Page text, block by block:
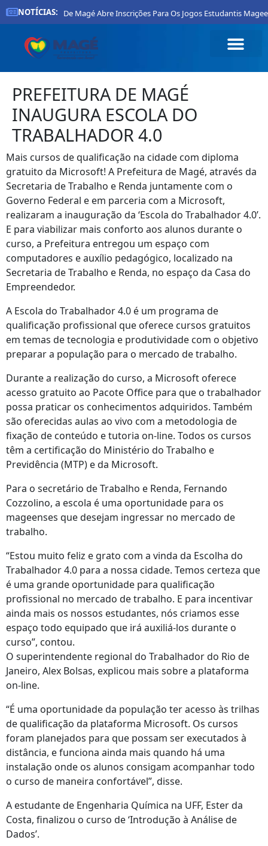
NOTÍCIAS:
Prefeitura De Magé Abre Inscrições Para Os Jogos Estudantis
PREFEITURA DE MAGÉ
INAUGURA ESCOLA DO
TRABALHADOR 4.0
Mais cursos de qualificação na cidade com diploma
gratuito da Microsoft! A Prefeitura de Magé, através da
Secretaria de Trabalho e Renda juntamente com o
Governo Federal e em parceria com a Microsoft,
realizaram a inauguração da ‘Escola do Trabalhador 4.0’.
E para viabilizar mais conforto aos alunos durante o
curso, a Prefeitura entregou um espaço com
computadores e auxílio pedagógico, localizado na
Secretaria de Trabalho e Renda, no espaço da Casa do
Empreendedor.
A Escola do Trabalhador 4.0 é um programa de
qualificação profissional que oferece cursos gratuitos
em temas de tecnologia e produtividade com o objetivo
preparar a população para o mercado de trabalho.
Durante a realização do curso, a Microsoft oferece
acesso gratuito ao Pacote Office para que o trabalhador
possa praticar os conhecimentos adquiridos. Também
são oferecidas aulas ao vivo com a metodologia de
fixação de conteúdo e tutoria on-line. Todos os cursos
têm a certificação do Ministério do Trabalho e
Previdência (MTP) e da Microsoft.
Para o secretário de Trabalho e Renda, Fernando
Cozzolino, a escola é uma oportunidade para os
mageenses que desejam ingressar no mercado de
trabalho.
“Estou muito feliz e grato com a vinda da Escolha do
Trabalhador 4.0 para a nossa cidade. Temos certeza que
é uma grande oportunidade para qualificação
profissional no mercado de trabalho. E para incentivar
ainda mais os nossos estudantes, nós criamos esse
espaço todo equipado que irá auxiliá-los durante o
curso”, contou.
O superintendente regional do Trabalhador do Rio de
Janeiro, Alex Bolsas, explicou mais sobre a plataforma
on-line.
“É uma oportunidade da população ter acesso às trilhas
de qualificação da plataforma Microsoft. Os cursos
foram planejados para que possam ser executados à
distância, e funciona ainda mais quando há uma
instalação onde os alunos consigam acompanhar todo
o curso de maneira confortável”, disse.
A estudante de Engenharia Química na UFF, Ester da
Costa, finalizou o curso de ‘Introdução à Análise de
Dados’.